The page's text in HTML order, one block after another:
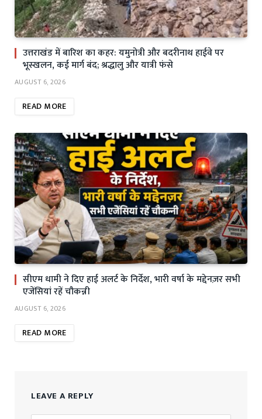
उत्तराखंड में बारिश का कहर: यमुनोत्री और बदरीनाथ हाईवे पर
भूस्खलन, कई मार्ग बंद; श्रद्धालु और यात्री फंसे
AUGUST 6, 2026
READ MORE
सीएम धामी ने दिए हाई अलर्ट के निर्देश, भारी वर्षा के मद्देनज़र सभी
एजेंसियां रहें चौकन्नी
AUGUST 6, 2026
READ MORE
LEAVE A REPLY